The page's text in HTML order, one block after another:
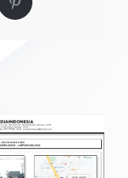
Pinterest